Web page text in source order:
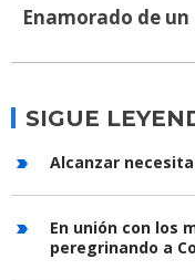
Enamorado de un
SIGUE
Alcanzar
En unión con los
peregrinando a